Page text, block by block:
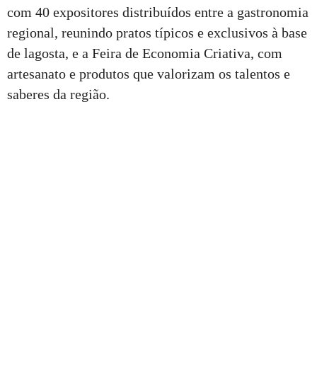
com 40 expositores distribuídos entre a gastronomia
regional, reunindo pratos típicos e exclusivos à base
de lagosta, e a Feira de Economia Criativa, com
artesanato e produtos que valorizam os talentos e
saberes da região.